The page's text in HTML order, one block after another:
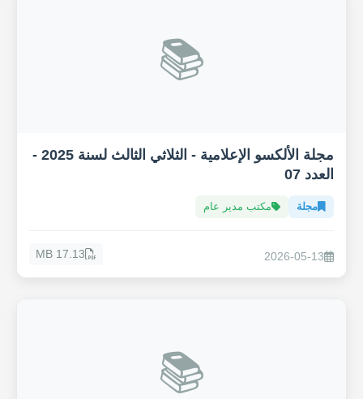
📚
مجلة الألكسو الإعلامية - الثلاثي الثالث لسنة 2025 -
العدد 07
مجلة مكتب مدير عام
2026-05-13
17.13 MB
📚